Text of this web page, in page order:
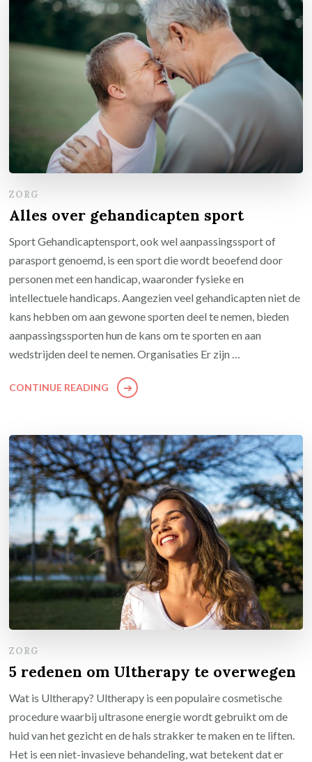
ZORG
Alles over gehandicapten sport
Sport Gehandicaptensport, ook wel aanpassingssport of
parasport genoemd, is een sport die wordt beoefend door
personen met een handicap, waaronder fysieke en
intellectuele handicaps. Aangezien veel gehandicapten niet de
kans hebben om aan gewone sporten deel te nemen, bieden
aanpassingssporten hun de kans om te sporten en aan
wedstrijden deel te nemen. Organisaties Er zijn …
CONTINUE READING
ZORG
5 redenen om Ultherapy te overwegen
Wat is Ultherapy? Ultherapy is een populaire cosmetische
procedure waarbij ultrasone energie wordt gebruikt om de
huid van het gezicht en de hals strakker te maken en te liften.
Het is een niet-invasieve behandeling, wat betekent dat er